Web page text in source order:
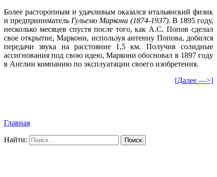
Более расторопным и удачливым оказался итальянский физик
и предприниматель Гульемо Маркони (1874-1937). В 1895 году,
несколько месяцев спустя после того, как А.С. Попов сделал
свое открытие, Маркони, используя антенну Попова, добился
передачи звука на расстояние 1,5 км. Получив солидные
ассигнования под свою идею, Маркони обосновал в 1897 году
в Англии компанию по эксплуатации своего изобретения.
[Далее —>]
Главная
Найти: